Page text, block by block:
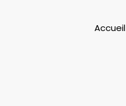
Accueil